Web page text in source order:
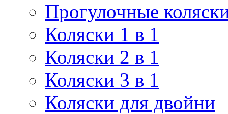
Прогулочные
Коляски 1 в 1
Коляски 2 в 1
Коляски 3 в 1
Коляски для двойни